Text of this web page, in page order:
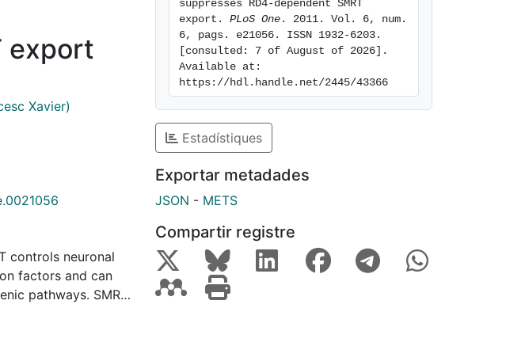
export
Xavier)
controls neuronal
factors and can
pathways. SMRT
with HDAC3 as
suppresses RD4-dependent SMRT
export. PLoS One . 2011. Vol. 6, num.
6, pags. e21056. ISSN 1932-6203.
[consulted: 7 of August of 2026].
Available at:
https://hdl.handle.net/2445/43366
Estadístiques
Exportar metadades
JSON - METS
Compartir registre